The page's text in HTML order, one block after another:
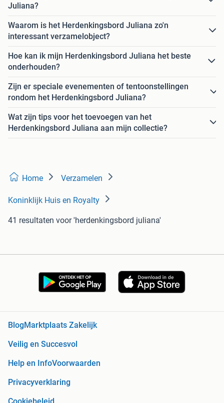
Juliana?
Waarom is het Herdenkingsbord Juliana zo'n
interessant verzamelobject?
Hoe kan ik mijn Herdenkingsbord Juliana het beste
onderhouden?
Zijn er speciale evenementen of tentoonstellingen
rondom het Herdenkingsbord Juliana?
Wat zijn tips voor het toevoegen van het
Herdenkingsbord Juliana aan mijn collectie?
Home Verzamelen
Koninklijk Huis en Royalty
41 resultaten voor 'herdenkingsbord juliana'
BlogMarktplaats Zakelijk
Veilig en Succesvol
Help en InfoVoorwaarden
Privacyverklaring